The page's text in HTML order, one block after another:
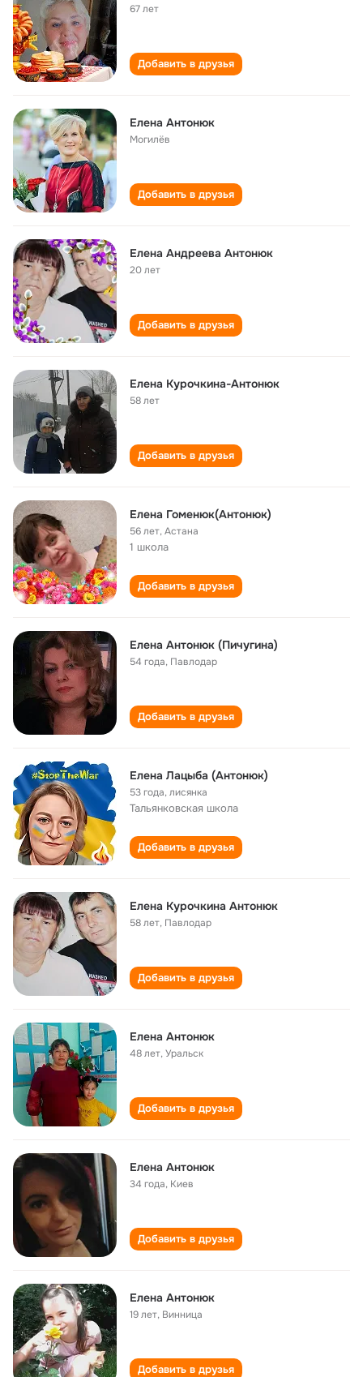
67 лет
Добавить в друзья
Елена Антонюк
Могилёв
Добавить в друзья
Елена Андреева Антонюк
20 лет
Добавить в друзья
Елена Курочкина-Антонюк
58 лет
Добавить в друзья
Елена Гоменюк(Антонюк)
56 лет,Астана
1 школа
Добавить в друзья
Елена Антонюк (Пичугина)
54 года, Павлодар
Добавить в друзья
Елена Лацыба (Антонюк)
53 года,лисянка
Тальянковская школа
Добавить в друзья
Елена Курочкина Антонюк
58 лет, Павлодар
Добавить в друзья
Елена Антонюк
48 лет,Уральск
Добавить в друзья
Елена Антонюк
34 года, Киев
Добавить в друзья
Елена Антонюк
19 лет, Винница
Добавить в друзья